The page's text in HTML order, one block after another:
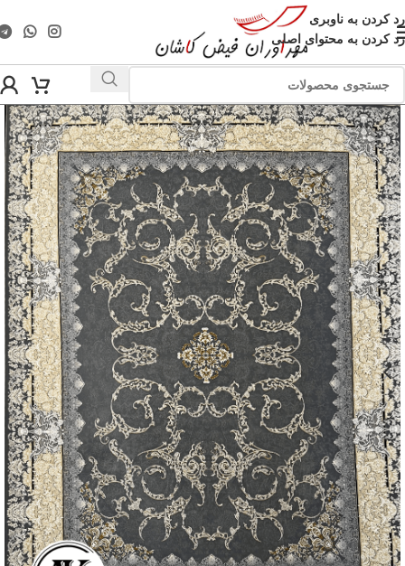
رد کردن به ناوبری
رد کردن به محتوای اصلی